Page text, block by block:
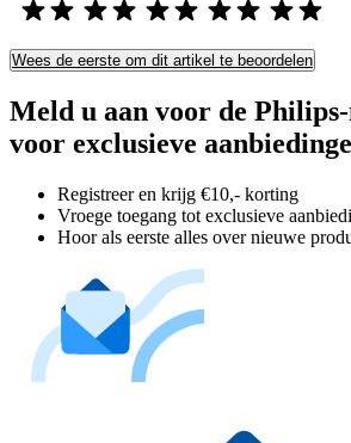
Wees de eerste om dit artikel te beoordelen
Meld u aan voor de
voor exclusieve
Registreer en krijg €10,- korting
Vroege toegang tot exclusieve
Hoor als eerste alles over nieuwe